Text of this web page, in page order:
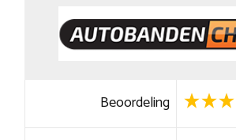
Beoordeling